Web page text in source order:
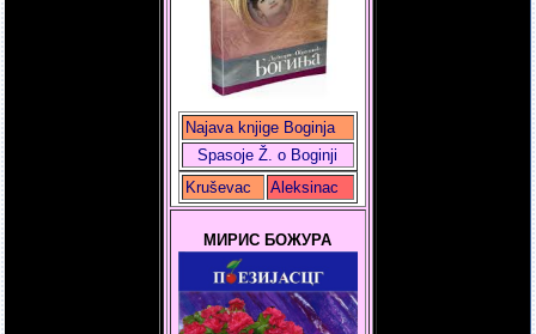
Najava knjige Boginja
Spasoje Ž. o Boginji
Kruševac
Aleksinac
МИРИС БОЖУРА